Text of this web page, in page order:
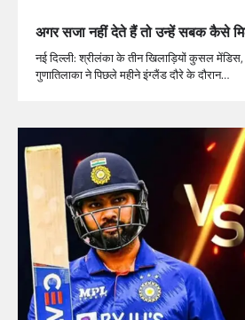
अगर सजा नहीं देते हैं तो उन्हें सबक कैसे
नई दिल्ली: श्रीलंका के तीन खिलाड़ियों कुसल
गुणातिलाका ने पिछले महीने इंग्लैंड दौरे के दौरान…